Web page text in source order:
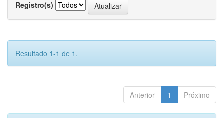
Registro(s)
Resultado 1-1 de 1.
Anterior 1 Próximo